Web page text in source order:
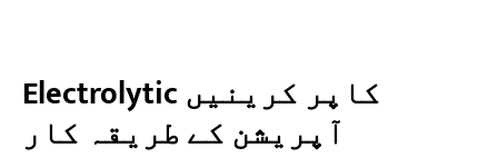
Electrolytic کاپر کرینیں
آپریشن کے طریقہ کار